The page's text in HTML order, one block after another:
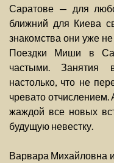
Саратове — для
ближний для Киева
знакомства они уже не
Поездки Миши в
частыми. Занятия
настолько, что не
чревато
жаждой все новых
будущую невестку.
Варвара Михайловна